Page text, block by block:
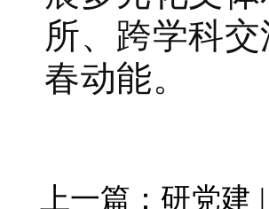
所、跨学科
春动能。
上一篇： 研党建